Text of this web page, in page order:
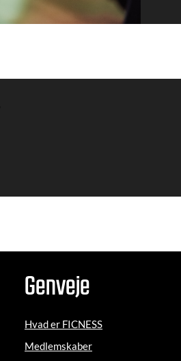
Genveje
Hvad er FICNESS
Medlemskaber